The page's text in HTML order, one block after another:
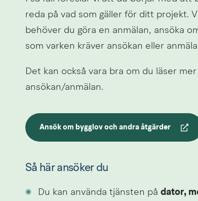
reda på vad som gäller för ditt projekt.
behöver du göra en anmälan, ansöka
som varken kräver ansökan eller
Det kan också vara bra om du läser
ansökan/anmälan.
Ansök om bygglov och andra åtgärder
Länk till annan webbplats.
Så här ansöker du
Du kan använda tjänsten på dator,